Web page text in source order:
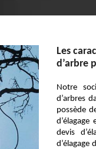
Les
d’arbre
Notre
d’arbres
possède
devis
d’élagage